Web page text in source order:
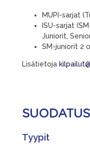
MUPI-sarjat
ISU-sarjat
Juniorit,
SM-juniorit 2
Lisätietoja
SUODATUS
Tyypit